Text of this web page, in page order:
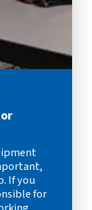
If you
for